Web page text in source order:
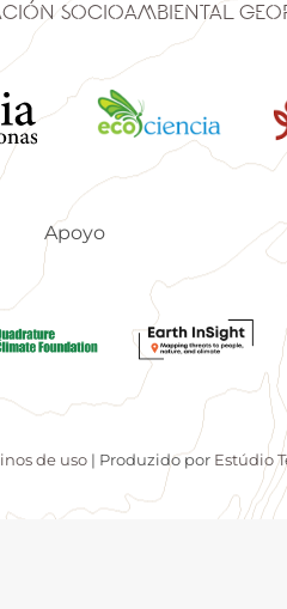
Socioambiental
Apoyo
de uso | Produzido por Estúdio